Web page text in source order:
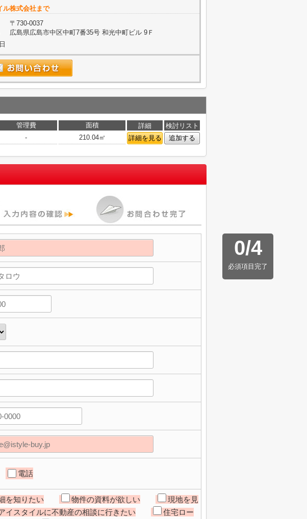
ル株式会社まで
〒730-0037
広島県広島市中区中町7番35号 和光中町ビル 9Ｆ
管理費 面積 詳細
検討リスト
- 210.04㎡ 詳細を見る 追加する
0/4
必須項目完了
電話
を知りたい 物件の資料が欲しい
現地を見
イスタイルに不動産の相談に行きたい
住宅ロー